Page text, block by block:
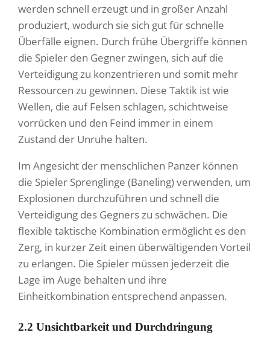
werden schnell erzeugt und in großer Anzahl
produziert, wodurch sie sich gut für schnelle
Überfälle eignen. Durch frühe Übergriffe können
die Spieler den Gegner zwingen, sich auf die
Verteidigung zu konzentrieren und somit mehr
Ressourcen zu gewinnen. Diese Taktik ist wie
Wellen, die auf Felsen schlagen, schichtweise
vorrücken und den Feind immer in einem
Zustand der Unruhe halten.
Im Angesicht der menschlichen Panzer können
die Spieler Sprenglinge (Baneling) verwenden, um
Explosionen durchzuführen und schnell die
Verteidigung des Gegners zu schwächen. Die
flexible taktische Kombination ermöglicht es den
Zerg, in kurzer Zeit einen überwältigenden Vorteil
zu erlangen. Die Spieler müssen jederzeit die
Lage im Auge behalten und ihre
Einheitkombination entsprechend anpassen.
2.2 Unsichtbarkeit und Durchdringung